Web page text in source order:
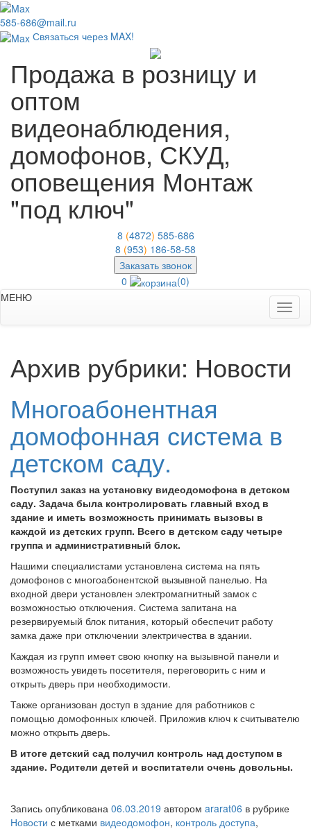
585-686@mail.ru
Связаться через MAX!
Продажа в розницу и
оптом
видеонаблюдения,
домофонов, СКУД,
оповещения Монтаж
"под ключ"
8 (4872) 585-686
8 (953) 186-58-58
Заказать звонок
0
(0)
МЕНЮ
Архив рубрики: Новости
Многоабонентная
домофонная система в
детском саду.
Поступил заказ на установку видеодомофона в детском
саду. Задача была контролировать главный вход в
здание и иметь возможность принимать вызовы в
каждой из детских групп. Всего в детском саду четыре
группа и административный блок.
Нашими специалистами установлена система на пять
домофонов с многоабонентской вызывной панелью. На
входной двери установлен электромагнитный замок с
возможностью отключения. Система запитана на
резервируемый блок питания, который обеспечит работу
замка даже при отключении электричества в здании.
Каждая из групп имеет свою кнопку на вызывной панели и
возможность увидеть посетителя, переговорить с ним и
открыть дверь при необходимости.
Также организован доступ в здание для работников с
помощью домофонных ключей. Приложив ключ к считывателю
можно открыть дверь.
В итоге детский сад получил контроль над доступом в
здание. Родители детей и воспитатели очень довольны.
Запись опубликована 06.03.2019 автором ararat06 в рубрике
Новости с метками видеодомофон, контроль доступа,